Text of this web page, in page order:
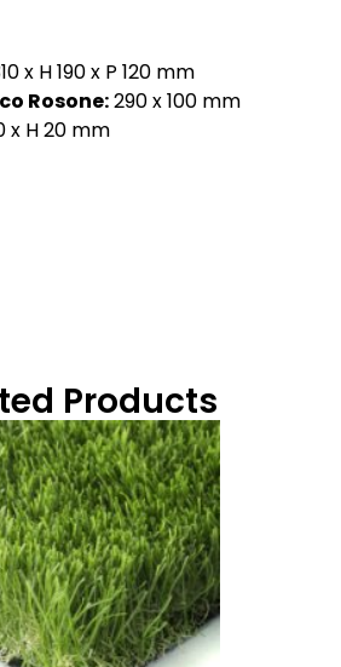
x H 190 x P 120 mm
Rosone:290 x 100 mm
x H 20 mm
Products